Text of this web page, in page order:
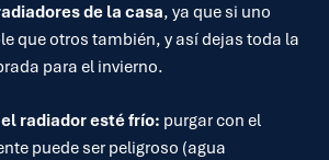
de la casa, ya que si uno
que otros también, y así dejas toda la
para el invierno.
radiador esté frío: purgar con el
puede ser peligroso (agua